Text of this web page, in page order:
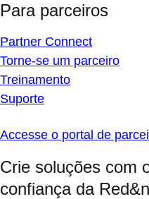
Para parceiros
Partner Connect
Torne-se um parceiro
Treinamento
Suporte
Accesse o portal de
Crie soluções com
confiança da